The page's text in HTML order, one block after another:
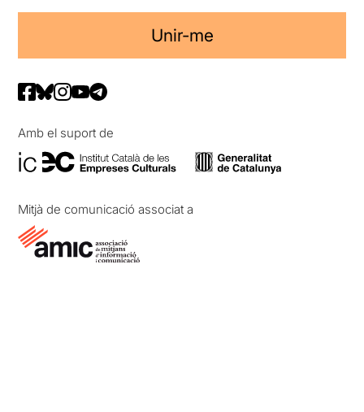
Unir-me
Amb el suport de
Mitjà de comunicació associat a